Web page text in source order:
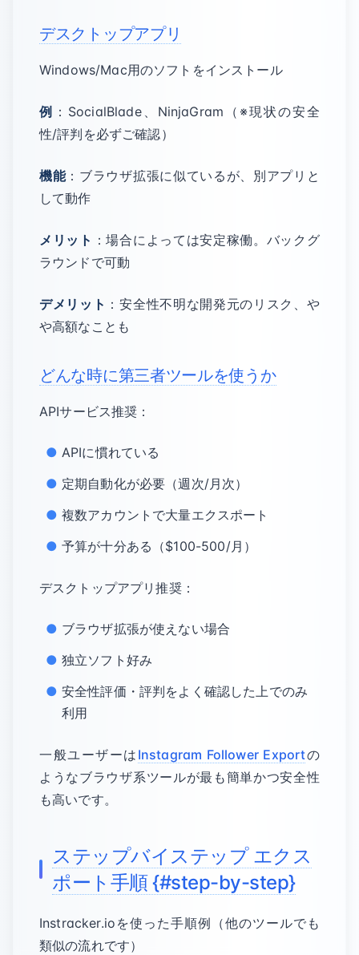
デスクトップアプリ
Windows/Mac用のソフトをインストール
例 ：SocialBlade、NinjaGram（※現状の安全
性/評判を必ずご確認）
機能：ブラウザ拡張に似ているが、別アプリと
して動作
メリット ：場合によっては安定稼働。バックグ
ラウンドで可動
デメリット ：安全性不明な開発元のリスク、や
や高額なことも
どんな時に第三者ツールを使うか
APIサービス推奨：
APIに慣れている
定期自動化が必要（週次/月次）
複数アカウントで大量エクスポート
予算が十分ある（$100-500/月）
デスクトップアプリ推奨：
ブラウザ拡張が使えない場合
独立ソフト好み
安全性評価・評判をよく確認した上でのみ
利用
一般ユーザーは Instagram Follower Exportの
ようなブラウザ系ツールが最も簡単かつ安全性
も高いです。
ステップバイステップ エクス
ポート手順 {#step-by-step}
Instracker.ioを使った手順例（他のツールでも
類似の流れです）